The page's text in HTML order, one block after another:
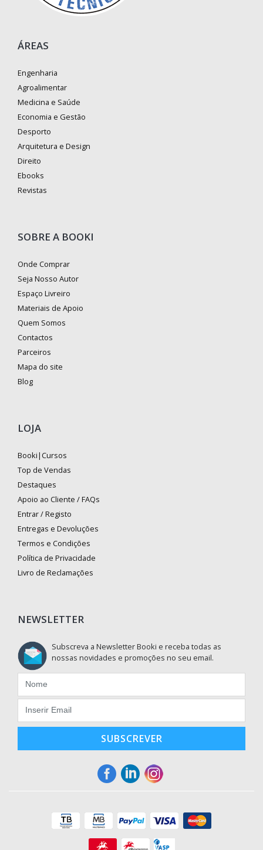
ÁREAS
Engenharia
Agroalimentar
Medicina e Saúde
Economia e Gestão
Desporto
Arquitetura e Design
Direito
Ebooks
Revistas
SOBRE A BOOKI
Onde Comprar
Seja Nosso Autor
Espaço Livreiro
Materiais de Apoio
Quem Somos
Contactos
Parceiros
Mapa do site
Blog
LOJA
Booki|Cursos
Top de Vendas
Destaques
Apoio ao Cliente / FAQs
Entrar / Registo
Entregas e Devoluções
Termos e Condições
Política de Privacidade
Livro de Reclamações
NEWSLETTER
Subscreva a Newsletter Booki e receba todas as
nossas novidades e promoções no seu email.
SUBSCREVER